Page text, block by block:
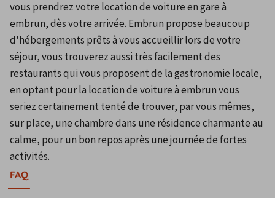
vous prendrez votre location de voiture en gare à
embrun, dès votre arrivée. Embrun propose beaucoup
d'hébergements prêts à vous accueillir lors de votre
séjour, vous trouverez aussi très facilement des
restaurants qui vous proposent de la gastronomie locale,
en optant pour la location de voiture à embrun vous
seriez certainement tenté de trouver, par vous mêmes,
sur place, une chambre dans une résidence charmante au
calme, pour un bon repos après une journée de fortes
activités.
FAQ